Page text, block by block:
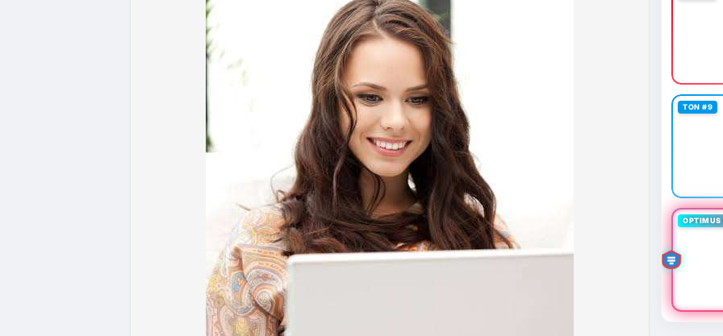
- Quy định & Pháp lý: Brazil công bố quy định mới có hiệu lực từ 1/1/2027, yêu cầu tạm dừng
24h đối với các giao dịch crypto trên 10.000 USD chuyển sang nhà cung cấp nước ngoài
hoặc ví tự quản. Fork BIP-110 của Bitcoin khai thác thành công 2 block rồi dừng do thiếu
hashpower, khoảng cách giữa các block kéo dài nhiều giờ.
Lời khuyên từ chuyên gia: Thị trường đang trong giai đoạn tích lũy với tâm lý sợ hãi chiếm
ưu thế. Nhà đầu tư nên tránh FOMO, tập trung quản trị rủi ro và chờ đợi tín hiệu rõ ràng hơn
từ dòng vốn ETF (tuần tốt nhất kể từ tháng 4 với 1 tỷ USD) trước khi gia tăng vị thế.
Xem chi tiết các bài viết đầy đủ tại dòng thời gian của Vlike.vn!
#feargreedindex #bip110fork #brazilcryptoregulation
TON #9
OPTIMUS